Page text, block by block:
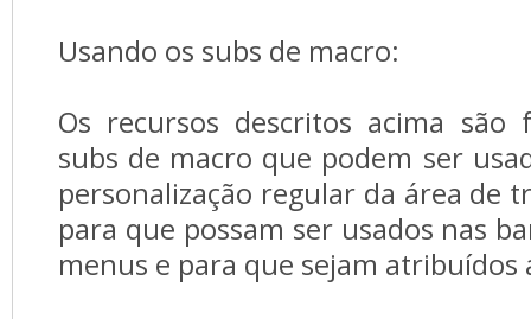
Usando os subs de macro:
Os recursos descritos acima são
subs de macro que podem ser
personalização regular da área de
para que possam ser usados ​​nas
menus e para que sejam